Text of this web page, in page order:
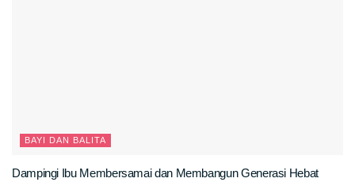
BAYI DAN BALITA
Dampingi Ibu Membersamai dan Membangun Generasi Hebat